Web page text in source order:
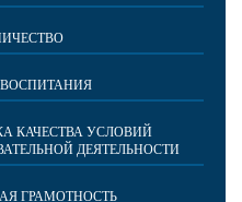
КАЧЕСТВА УСЛОВИЙ
ДЕЯТЕЛЬНОСТИ
ГРАМОТНОСТЬ